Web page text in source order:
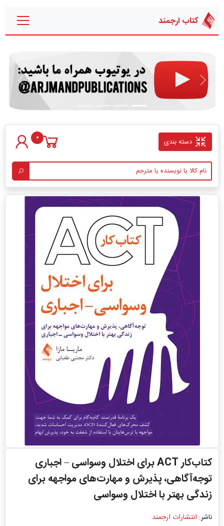
کتاب ارجمند
قبلی بعدی
دسته بندی 0
کتاب‌کار ‏ACT‏ برای اختلال ‏وسواسی – اجباری
توجه‌آگاهی، پذیرش و مهارت‌های مواجهه برای
زندگی ‏بهتر با اختلال وسواسی
ناشر: انتشارات ارجمند